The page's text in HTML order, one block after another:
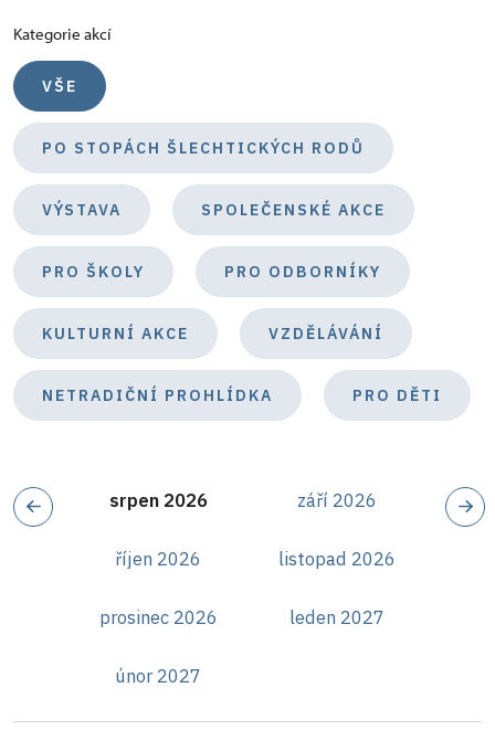
Kategorie akcí
VŠE
PO STOPÁCH ŠLECHTICKÝCH RODŮ
VÝSTAVA SPOLEČENSKÉ AKCE
PRO ŠKOLY PRO ODBORNÍKY
KULTURNÍ AKCE VZDĚLÁVÁNÍ
NETRADIČNÍ PROHLÍDKA PRO DĚTI
srpen 2026 září 2026
říjen 2026 listopad 2026
prosinec 2026 leden 2027
únor 2027